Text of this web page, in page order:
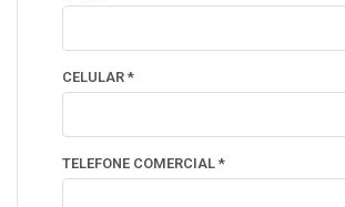
CELULAR *
TELEFONE COMERCIAL *